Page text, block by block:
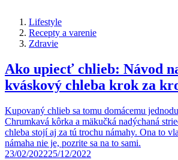
Lifestyle
Recepty a varenie
Zdravie
Ako upiecť chlieb: Návod
kváskový chleba krok za
Kupovaný chlieb sa tomu domácemu
Chrumkavá kôrka a mäkučká nadýchaná
chleba stojí aj za tú trochu námahy. Ona to
námaha nie je, pozrite sa na to sami.
23/02/202225/12/2022